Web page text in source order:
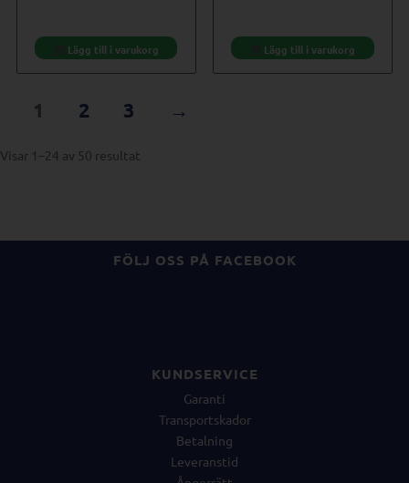
Lägg till i varukorg Lägg till i varukorg
1 2 3 →
Visar 1–24 av 50 resultat
FÖLJ OSS PÅ FACEBOOK
KUNDSERVICE
Garanti
Transportskador
Betalning
Leveranstid